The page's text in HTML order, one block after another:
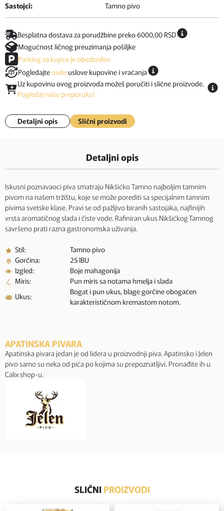
Sastojci:
Tamno pivo
Besplatna dostava za porudžbine preko 6000,00 RSD
Mogućnost ličnog preuzimanja pošiljke
Parking za kupce je obezbeđen
Pogledajteovde uslove kupovine i vraćanja
Uz kupovinu ovog proizvoda možeš poručiti i slične proizvode.
Pogledaj našu preporuku!
Detaljni opis Slični proizvodi
Detaljni opis
Iskusni poznavaoci piva smatraju Nikšićko Tamno najboljim tamnim
pivom na našem tržištu, koje se može porediti sa specijalnim tamnim
pivima svetske klase. Pravi se od pažljivo biranih sastojaka, najfinijih
vrsta aromatičnog slada i čiste vode. Rafiniran ukus Nikšićkog Tamnog
savršeno prati razna gastronomska uživanja.
Stil:
Tamno pivo
Gorčina:
25 IBU
Izgled:
Boje mahagonija
Miris:
Pun miris sa notama hmelja i slada
Ukus:
Bogat i pun ukus, blage gorčine obogaćen
karakterističnom kremastom notom.
APATINSKA PIVARA
Apatinska pivara jedan je od lidera u proizvodnji piva. Apatinsko i Jelen
pivo samo su neka od pića po kojima su prepoznatljivi. Pronađite ih u
Calix shop-u.
SLIČNI PROIZVODI